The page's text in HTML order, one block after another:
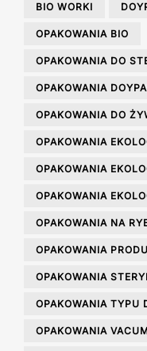
BIO WORKI
OPAKOWANIA BIO
OPAKOWANIA DO
OPAKOWANIA
OPAKOWANIA DO
OPAKOWANIA
OPAKOWANIA
OPAKOWANIA
OPAKOWANIA NA
OPAKOWANIA
OPAKOWANIA
OPAKOWANIA TYPU
OPAKOWANIA